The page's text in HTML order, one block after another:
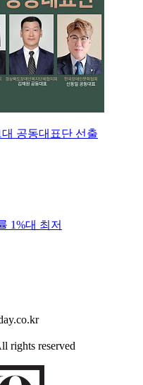
공동대표단 선출
1%대 최저
rights reserved